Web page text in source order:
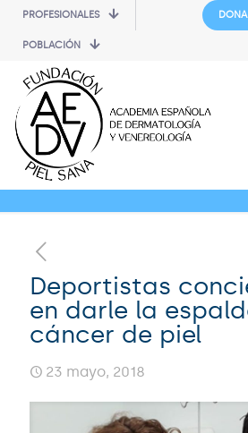
PROFESIONALES
POBLACIÓN
DONA
Deportistas
en darle la
cáncer de piel
23 mayo, 2018